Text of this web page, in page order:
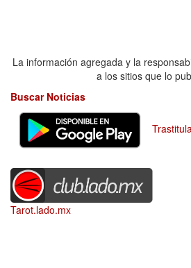
La información agregada y la
a los sitios que lo
Buscar Noticias
Tarot.lado.mx